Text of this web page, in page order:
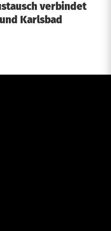
verbindet
Karlsbad